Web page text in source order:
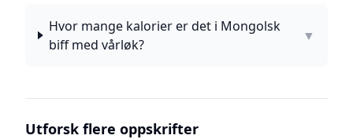
Hvor mange kalorier er det i Mongolsk
biff med vårløk?
▼
Utforsk flere oppskrifter